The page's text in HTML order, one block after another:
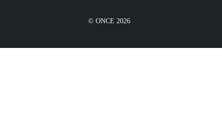
© ONCE 2026